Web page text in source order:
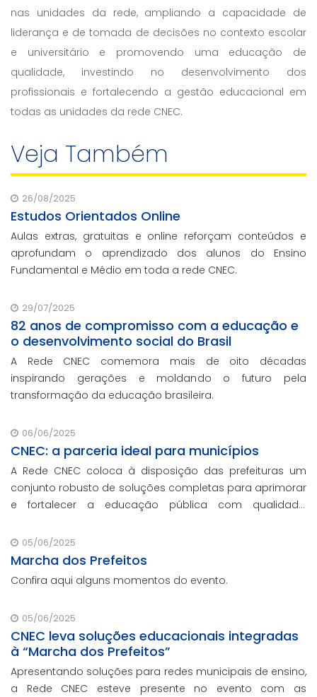
nas unidades da rede, ampliando a capacidade de
liderança e de tomada de decisões no contexto escolar
e universitário e promovendo uma educação de
qualidade, investindo no desenvolvimento dos
profissionais e fortalecendo a gestão educacional em
todas as unidades da rede CNEC.
Veja Também
26/08/2025
Estudos Orientados Online
Aulas extras, gratuitas e online reforçam conteúdos e
aprofundam o aprendizado dos alunos do Ensino
Fundamental e Médio em toda a rede CNEC.
29/07/2025
82 anos de compromisso com a educação e
o desenvolvimento social do Brasil
A Rede CNEC comemora mais de oito décadas
inspirando gerações e moldando o futuro pela
transformação da educação brasileira.
06/06/2025
CNEC: a parceria ideal para municípios
A Rede CNEC coloca à disposição das prefeituras um
conjunto robusto de soluções completas para aprimorar
e fortalecer a educação pública com qualidade,
que não participaram da Marcha dos Prefeito
05/06/2025
Marcha dos Prefeitos
Confira aqui alguns momentos do evento.
05/06/2025
CNEC leva soluções educacionais integradas
à “Marcha dos Prefeitos”
Apresentando soluções para redes municipais de ensino,
a Rede CNEC esteve presente no evento com as